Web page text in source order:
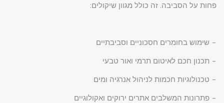
פחות על הסביבה. זה כולל מגוון שיקולים:
– שימוש בחומרים חסכוניים וסביבתיים
– תכנון חכם לאיטום תרמי ואור טבעי
– טכנולוגיות חכמות לניהול אנרגיה ומים
– פתרונות המשלבים אתרים ירוקים ואקולוגיים